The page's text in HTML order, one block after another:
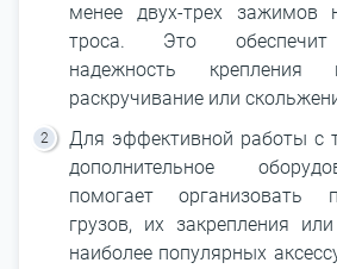
менее двух-трех зажимов
троса. Это обеспечит
надежность крепления
раскручивание или
Для эффективной работы с
дополнительное
помогает организовать
грузов, их закрепления
наиболее популярных